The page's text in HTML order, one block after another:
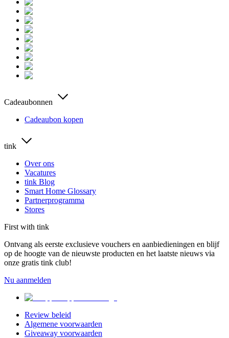
Cadeaubonnen
Cadeaubon kopen
tink
Over ons
Vacatures
tink Blog
Smart Home Glossary
Partnerprogramma
Stores
First with tink
Ontvang als eerste exclusieve vouchers en aanbiedieningen en blijf
op de hoogte van de nieuwste producten en het laatste nieuws via
onze gratis tink club!
Nu aanmelden
Review beleid
Algemene voorwaarden
Giveaway voorwaarden